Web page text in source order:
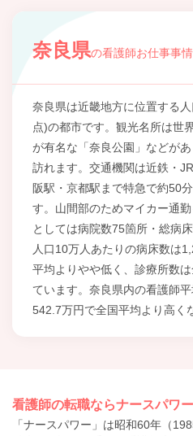
奈良県の看護師お仕事事情
奈良県は近畿地方に位置する
点)の都市です。観光名所は世
が有名な「奈良公園」などが
訪れます。交通機関は近鉄・
阪駅・京都駅まで特急で約50
す。山間部のためマイカー通
としては病院数75箇所・総病
人口10万人あたりの病床数は
平均よりやや低く、診療所数
ています。奈良県内の看護師
542.7万円で全国平均より高く
看護師の転職ならナースパワー
「ナースパワー」は昭和60年（